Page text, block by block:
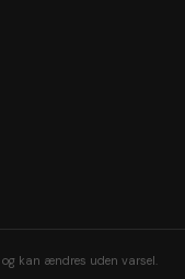
kan ændres uden varsel.